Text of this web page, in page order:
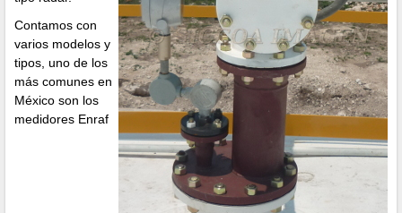
Contamos con
varios modelos y
tipos, uno de los
más comunes en
México son los
medidores Enraf